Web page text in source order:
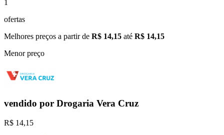
1
ofertas
Melhores preços a partir de R$ 14,15 até R$ 14,15
Menor preço
vendido por Drogaria Vera Cruz
R$ 14,15